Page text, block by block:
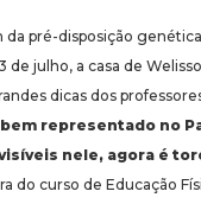
pré-disposição
julho, a casa de
dicas dos
representado no
nele, agora é
do curso de Educação